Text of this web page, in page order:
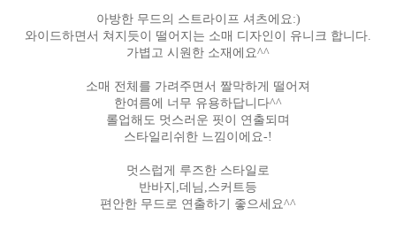
아방한 무드의 스트라이프 셔츠에요:)
와이드하면서 쳐지듯이 떨어지는 소매 디자인이 유니크 합니다.
가볍고 시원한 소재에요^^
소매 전체를 가려주면서 짤막하게 떨어져
한여름에 너무 유용하답니다^^
롤업해도 멋스러운 핏이 연출되며
스타일리쉬한 느낌이에요-!
멋스럽게 루즈한 스타일로
반바지,데님,스커트등
편안한 무드로 연출하기 좋으세요^^